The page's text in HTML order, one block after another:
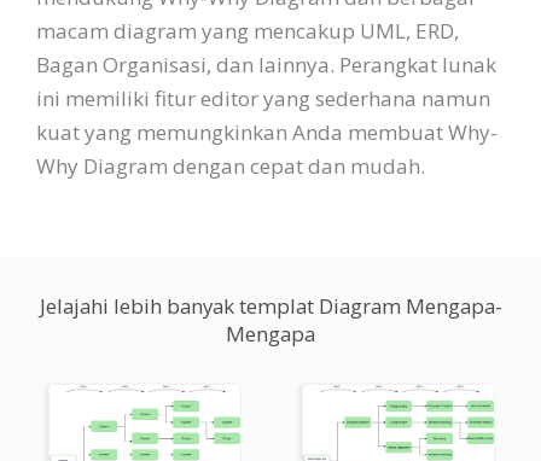
macam diagram yang mencakup UML, ERD,
Bagan Organisasi, dan lainnya. Perangkat lunak
ini memiliki fitur editor yang sederhana namun
kuat yang memungkinkan Anda membuat Why-
Why Diagram dengan cepat dan mudah.
Jelajahi lebih banyak templat Diagram Mengapa-
Mengapa